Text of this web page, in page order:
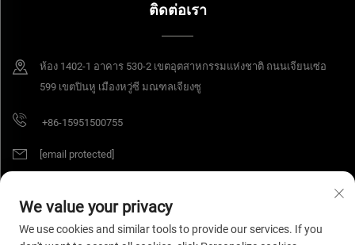
ติดต่อเรา
ห้อง 1402-1 อาคาร 530-2 เขตอุตสาหกรรมแห่งชาติ ถนนเจียนเซ่อ
599 เขตปินหู เมืองหวู่ซี มณฑลเจียงซู
+86-15951500755
[email protected]
สงวนลิขสิทธิ์ © 2025 บริษัท Jiangsu Yangang Materials จำกัด สงวนสิทธิ์ทุก
ประการ นโยบายความเป็นส่วนตัว
We value your privacy
We use cookies and similar tools to provide our services. If you